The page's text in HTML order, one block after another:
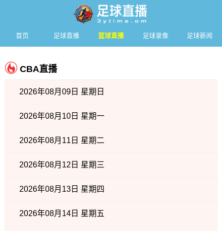
首页 足球直播 篮球直播 足球录像 足球新闻
CBA直播
2026年08月09日 星期日
2026年08月10日 星期一
2026年08月11日 星期二
2026年08月12日 星期三
2026年08月13日 星期四
2026年08月14日 星期五